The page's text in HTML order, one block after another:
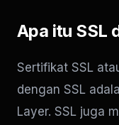
Apa itu SSL
Sertifikat SSL
dengan SSL
Layer. SSL juga